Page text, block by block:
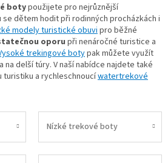
botypoužijete pro nejrůznější
se dětem hodit při rodinných procházkách i
modely turistické obuvi pro běžné
oporu při nenáročné turistice a
trekingové botypak můžete využít
na delší túry. V naší nabídce najdete také
turistiku a rychleschnoucíwatertrekové
Nízké trekové boty